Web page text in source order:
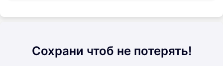
Сохрани чтоб не потерять!